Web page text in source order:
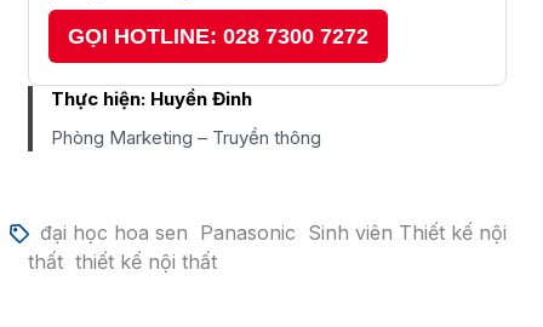
GỌI HOTLINE: 028 7300 7272
Thực hiện: Huyền Đinh
Phòng Marketing – Truyền thông
đại học hoa sen Panasonic Sinh viên Thiết kế nội
thất thiết kế nội thất